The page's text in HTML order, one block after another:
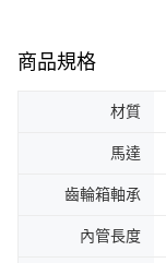
商品規格
材質
馬達
齒輪箱軸承
內管長度